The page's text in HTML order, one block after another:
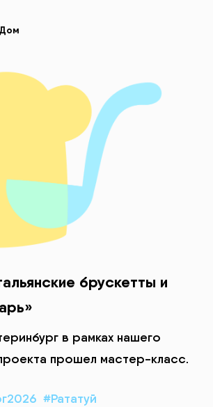
брускетты и
в рамках нашего
прошел мастер-класс.
#Рататуй